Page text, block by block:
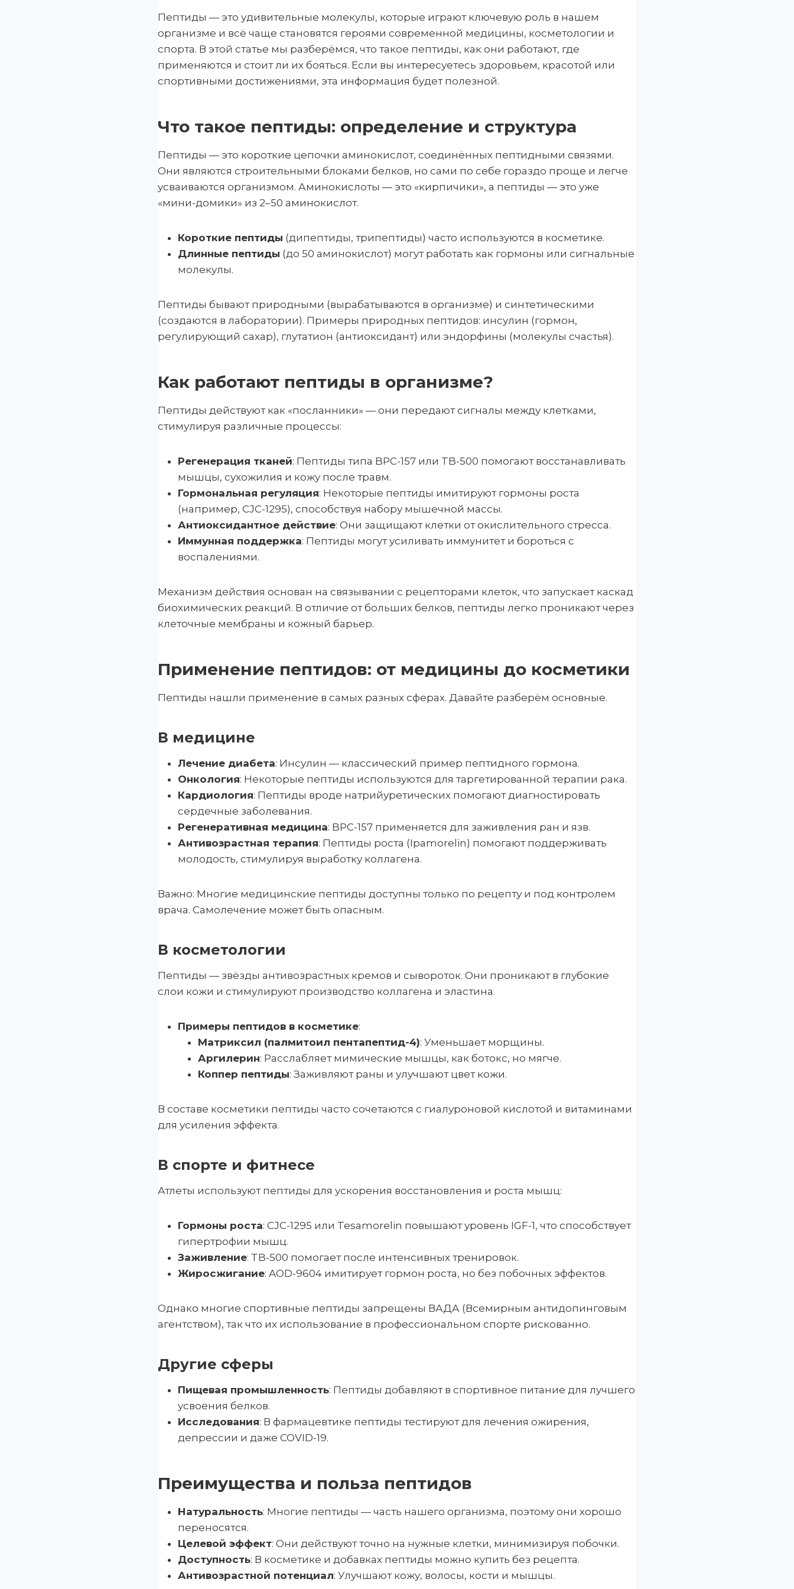
Пептиды — это удивительные молекулы, которые играют ключевую роль в нашем
организме и всё чаще становятся героями современной медицины, косметологии и
спорта. В этой статье мы разберёмся, что такое пептиды, как они работают, где
применяются и стоит ли их бояться. Если вы интересуетесь здоровьем, красотой или
спортивными достижениями, эта информация будет полезной.
Что такое пептиды: определение и структура
Пептиды — это короткие цепочки аминокислот, соединённых пептидными связями.
Они являются строительными блоками белков, но сами по себе гораздо проще и легче
усваиваются организмом. Аминокислоты — это «кирпичики», а пептиды — это уже
«мини-домики» из 2–50 аминокислот.
Короткие пептиды (дипептиды, трипептиды) часто используются в косметике.
Длинные пептиды (до 50 аминокислот) могут работать как гормоны или сигнальные
молекулы.
Пептиды бывают природными (вырабатываются в организме) и синтетическими
(создаются в лаборатории). Примеры природных пептидов: инсулин (гормон,
регулирующий сахар), глутатион (антиоксидант) или эндорфины (молекулы счастья).
Как работают пептиды в организме?
Пептиды действуют как «посланники» — они передают сигналы между клетками,
стимулируя различные процессы:
Регенерация тканей: Пептиды типа BPC-157 или TB-500 помогают восстанавливать
мышцы, сухожилия и кожу после травм.
Гормональная регуляция: Некоторые пептиды имитируют гормоны роста
(например, CJC-1295), способствуя набору мышечной массы.
Антиоксидантное действие: Они защищают клетки от окислительного стресса.
Иммунная поддержка: Пептиды могут усиливать иммунитет и бороться с
воспалениями.
Механизм действия основан на связывании с рецепторами клеток, что запускает каскад
биохимических реакций. В отличие от больших белков, пептиды легко проникают через
клеточные мембраны и кожный барьер.
Применение пептидов: от медицины до косметики
Пептиды нашли применение в самых разных сферах. Давайте разберём основные.
В медицине
Лечение диабета: Инсулин — классический пример пептидного гормона.
Онкология: Некоторые пептиды используются для таргетированной терапии рака.
Кардиология: Пептиды вроде натрийуретических помогают диагностировать
сердечные заболевания.
Регенеративная медицина: BPC-157 применяется для заживления ран и язв.
Антивозрастная терапия: Пептиды роста (Ipamorelin) помогают поддерживать
молодость, стимулируя выработку коллагена.
Важно: Многие медицинские пептиды доступны только по рецепту и под контролем
врача. Самолечение может быть опасным.
В косметологии
Пептиды — звёзды антивозрастных кремов и сывороток. Они проникают в глубокие
слои кожи и стимулируют производство коллагена и эластина.
Примеры пептидов в косметике:
Матриксил (палмитоил пентапептид-4): Уменьшает морщины.
Аргилерин: Расслабляет мимические мышцы, как ботокс, но мягче.
Коппер пептиды: Заживляют раны и улучшают цвет кожи.
В составе косметики пептиды часто сочетаются с гиалуроновой кислотой и витаминами
для усиления эффекта.
В спорте и фитнесе
Атлеты используют пептиды для ускорения восстановления и роста мышц:
Гормоны роста: CJC-1295 или Tesamorelin повышают уровень IGF-1, что способствует
гипертрофии мышц.
Заживление: TB-500 помогает после интенсивных тренировок.
Жиросжигание: AOD-9604 имитирует гормон роста, но без побочных эффектов.
Однако многие спортивные пептиды запрещены ВАДА (Всемирным антидопинговым
агентством), так что их использование в профессиональном спорте рискованно.
Другие сферы
Пищевая промышленность: Пептиды добавляют в спортивное питание для лучшего
усвоения белков.
Исследования: В фармацевтике пептиды тестируют для лечения ожирения,
депрессии и даже COVID-19.
Преимущества и польза пептидов
Натуральность: Многие пептиды — часть нашего организма, поэтому они хорошо
переносятся.
Целевой эффект: Они действуют точно на нужные клетки, минимизируя побочки.
Доступность: В косметике и добавках пептиды можно купить без рецепта.
Антивозрастной потенциал: Улучшают кожу, волосы, кости и мышцы.